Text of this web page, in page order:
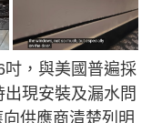
，與美國普遍採
現安裝及漏水問
供應商清楚列明